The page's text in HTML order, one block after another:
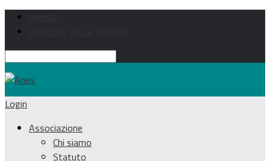
Login
Associazione
Chi siamo
Statuto